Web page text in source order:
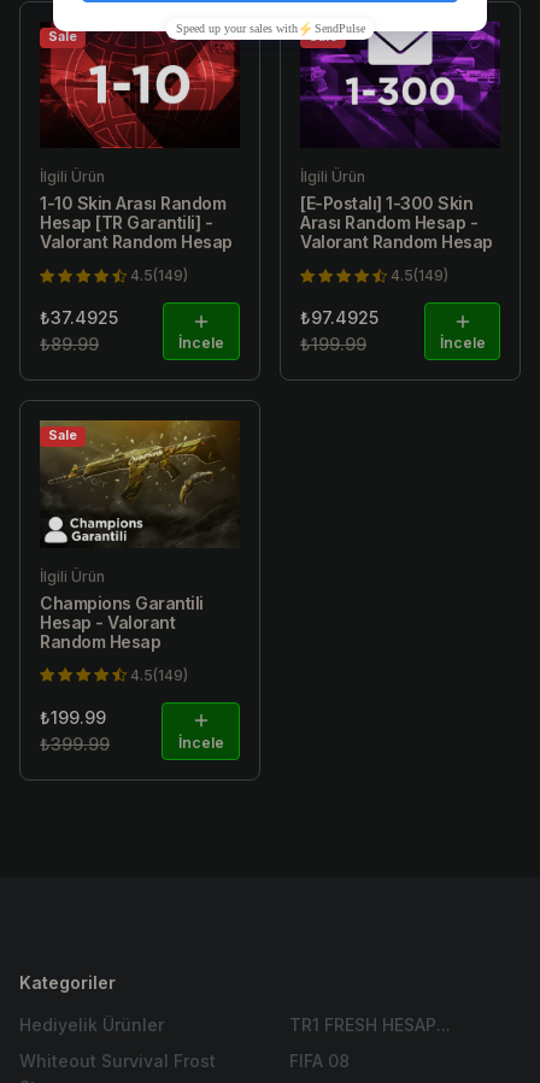
Sale
İlgili Ürün
1-10 Skin Arası Random
Hesap [TR Garantili] -
Valorant Random Hesap
4.5(149)
₺37.4925
₺89.99
İncele
Sale
İlgili Ürün
[E-Postalı] 1-300 Skin
Arası Random Hesap -
Valorant Random Hesap
4.5(149)
₺97.4925
₺199.99
İncele
Sale
İlgili Ürün
Champions Garantili
Hesap - Valorant
Random Hesap
4.5(149)
₺199.99
₺399.99
İncele
Kategoriler
Hediyelik Ürünler
Whiteout Survival Frost
TR1 FRESH HESAP...
FIFA 08